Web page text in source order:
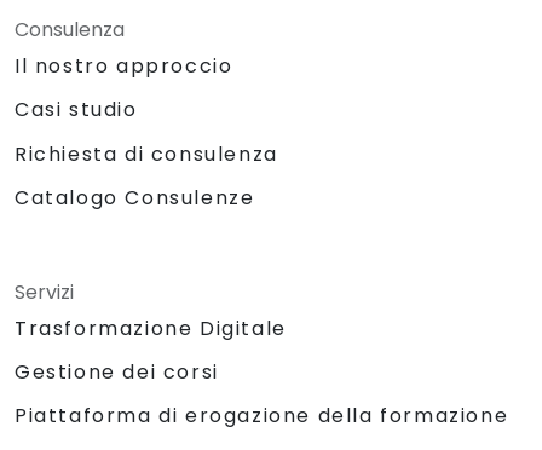
Consulenza
Il nostro approccio
Casi studio
Richiesta di consulenza
Catalogo Consulenze
Servizi
Trasformazione Digitale
Gestione dei corsi
Piattaforma di erogazione della formazione